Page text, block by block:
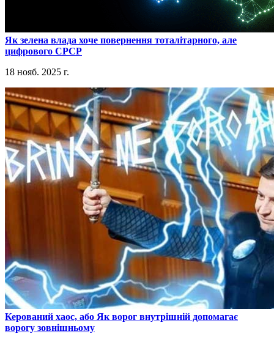
​Як зелена влада хоче повернення тоталітарного, але
цифрового СРСР
18 нояб. 2025 г.
​Керований хаос, або Як ворог внутрішній допомагає
ворогу зовнішньому